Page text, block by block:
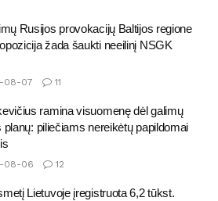
Rusijos provokacijų Baltijos regione
žada šaukti neeilinį NSGK
08-07 11
ramina visuomenę dėl galimų
planų: piliečiams nereikėtų papildomai
08-06 12
Lietuvoje įregistruota 6,2 tūkst.